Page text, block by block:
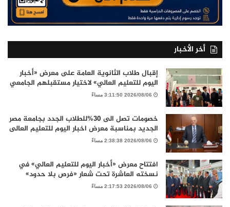
أخر الأخبار
إقبال طلاب الثانوية العامة على معرض «أخبار
اليوم للتعليم العالي» لاختيار مستقبلهم الجامعي
2026/08/06 3:11:50 مساءً
خصومات تصل الى 30%للطلاب الجدد بجامعة مصر
الجديد بمناسبة معرض اخبار اليوم للتعليم العالى
2026/08/06 2:38:38 مساءً
افتتاح معرض «أخبار اليوم للتعليم العالي» في
نسخته العاشرة تحت شعار «فرص بلا حدود»
2026/08/06 2:17:53 مساءً